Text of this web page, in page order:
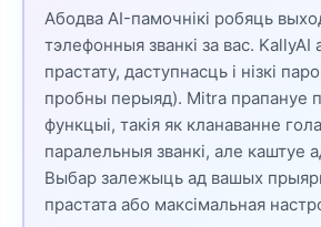
Абодва AI-памочнікі робяць
тэлефонныя званкі за вас.
прастату, даступнасць і нізкі
пробны перыяд). Mitra прапануе
функцыі, такія як кланаванне
паралельныя званкі, але каштуе
Выбар залежыць ад вашых
прастата або максімальная